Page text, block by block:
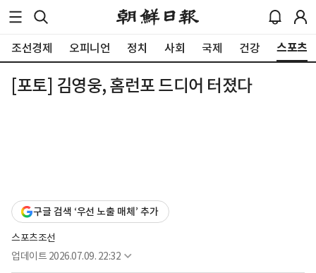
조선경제 오피니언 정치 사회 국제 건강 스포츠
[포토] 김영웅, 홈런포 드디어 터졌다
구글 검색 ‘우선 노출 매체’ 추가
스포츠조선
업데이트 2026.07.09. 22:32